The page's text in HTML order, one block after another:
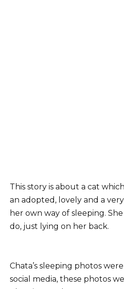
This story is about a cat
an adopted, lovely and a
her own way of sleeping.
do, just lying on her back.
Chata’s sleeping photos
social media, these photos